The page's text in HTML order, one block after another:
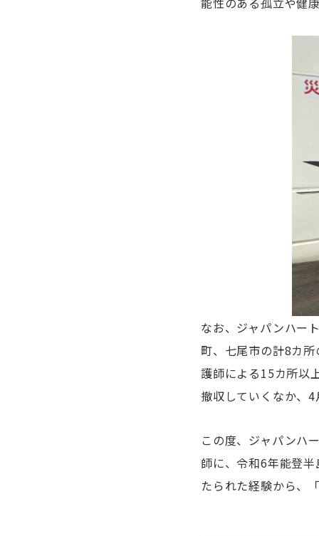
なお、ジャパンハー
町、七尾市の計8カ
護師による15カ所以
撤収していくなか、
この度、ジャパンハ
師に、令和6年能登
たられた経験から、